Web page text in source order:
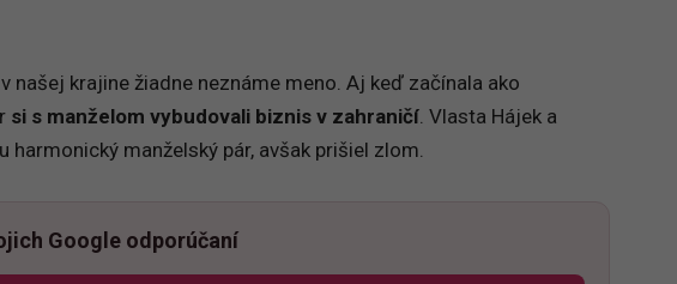
našej krajine žiadne neznáme meno. Aj keď začínala ako
si s manželom vybudovali biznis v zahraničí . Vlasta Hájek a
harmonický manželský pár, avšak prišiel zlom.
Google odporúčaní